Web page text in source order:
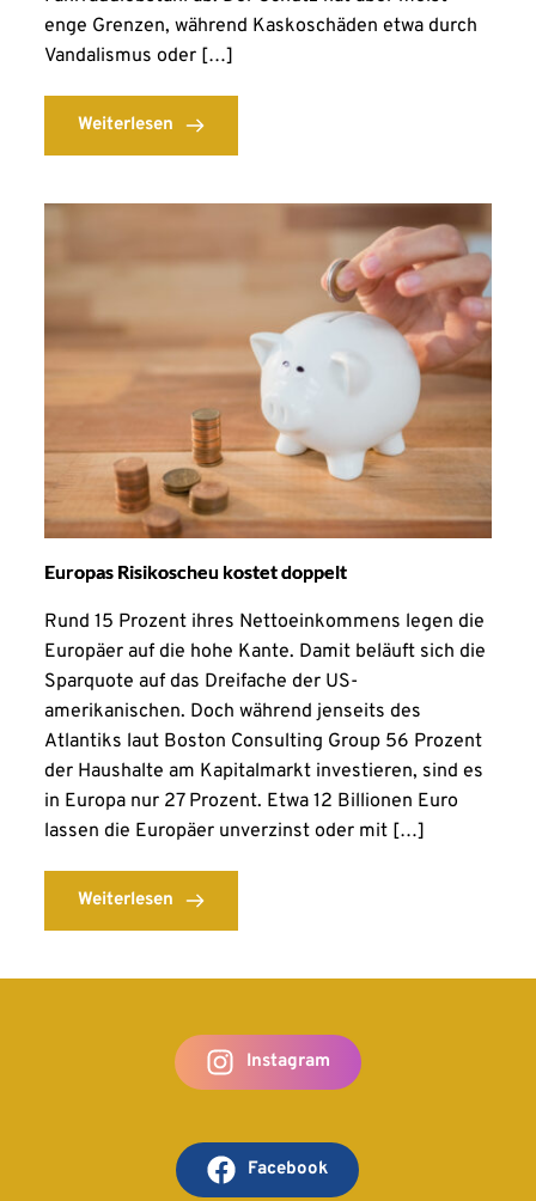
enge Grenzen, während Kaskoschäden etwa durch
Vandalismus oder […]
Weiterlesen
Europas Risikoscheu kostet doppelt
Rund 15 Prozent ihres Nettoeinkommens legen die
Europäer auf die hohe Kante. Damit beläuft sich die
Sparquote auf das Dreifache der US-
amerikanischen. Doch während jenseits des
Atlantiks laut Boston Consulting Group 56 Prozent
der Haushalte am Kapitalmarkt investieren, sind es
in Europa nur 27 Prozent. Etwa 12 Billionen Euro
lassen die Europäer unverzinst oder mit […]
Weiterlesen
Instagram
Facebook